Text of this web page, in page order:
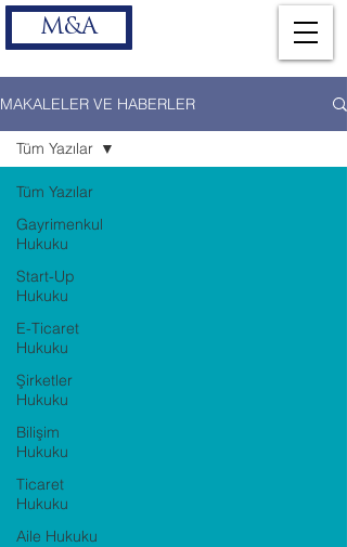
M&A
MAKALELER VE HABERLER
Tüm Yazılar
Gayrimenkul
Hukuku
Start-Up
Hukuku
E-Ticaret
Hukuku
Şirketler
Hukuku
Bilişim
Hukuku
Ticaret
Hukuku
Aile Hukuku
Tüm Yazılar